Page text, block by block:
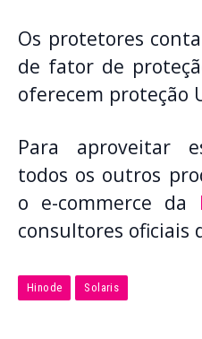
Os protetores
de fator de
oferecem proteção
Para aproveitar
todos os outros
o e-commerce da
consultores oficiais
Hinode Solaris